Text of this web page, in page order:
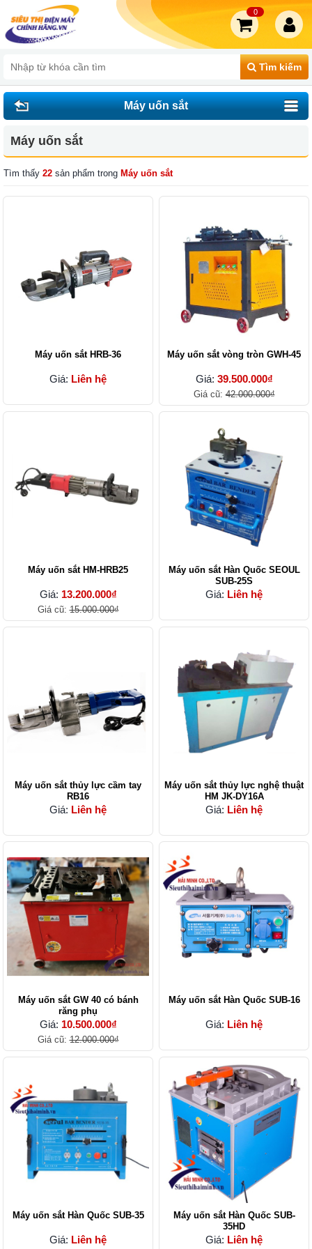
Tìm kiếm
0
Máy uốn sắt
Máy uốn sắt
Tìm thấy 22 sản phẩm trong Máy uốn sắt
Máy uốn sắt HRB-36
Giá: Liên hệ
Máy uốn sắt vòng tròn GWH-45
Giá: 39.500.000₫
Giá cũ:42.000.000₫
Máy uốn sắt HM-HRB25
Giá: 13.200.000₫
Giá cũ:15.000.000₫
Máy uốn sắt Hàn Quốc SEOUL
SUB-25S
Giá: Liên hệ
Máy uốn sắt thủy lực cầm tay
RB16
Giá: Liên hệ
Máy uốn sắt thủy lực nghệ thuật
HM JK-DY16A
Giá: Liên hệ
Máy uốn sắt GW 40 có bánh
răng phụ
Giá: 10.500.000₫
Giá cũ:12.000.000₫
Máy uốn sắt Hàn Quốc SUB-16
Giá: Liên hệ
Máy uốn sắt Hàn Quốc SUB-35
Giá: Liên hệ
Máy uốn sắt Hàn Quốc SUB-
35HD
Giá: Liên hệ